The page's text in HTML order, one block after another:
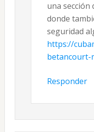
una sección
donde
seguridad
https://
betancourt-
Responder